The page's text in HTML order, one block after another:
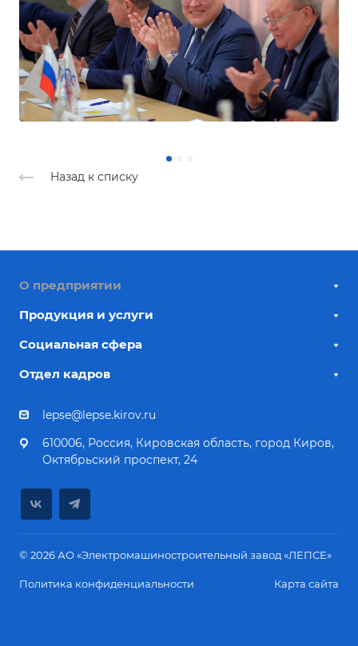
Назад к списку
О предприятии
Продукция и услуги
Социальная сфера
Отдел кадров
lepse@lepse.kirov.ru
610006, Россия, Кировская область, город Киров,
Октябрьский проспект, 24
© 2026 АО «Электромашиностроительный завод «ЛЕПСЕ»
Политика конфиденциальности Карта сайта